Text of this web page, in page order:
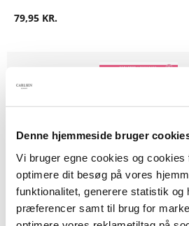
Denne hjemmeside bruger
Vi bruger egne cookies og cookies
optimere dit besøg på vores
funktionalitet, generere statistik og
præferencer samt til brug for
79,95 KR.
Serie